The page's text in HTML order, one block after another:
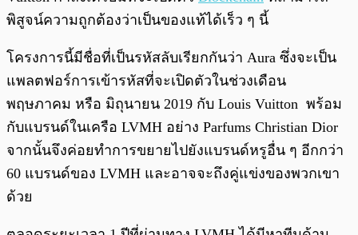
พิสูจน์ความถูกต้องว่าเป็นของแท้ได้เร็ว ๆ นี้
โครงการนี้มีชื่อที่เป็นรหัสลับเรียกกันว่า Aura ซึ่งจะเป็น
แพลตฟอร์การเข้ารหัสที่จะเปิดตัวในช่วงเดือน
พฤษภาคม หรือ มิถุนายน 2019 กับ Louis Vuitton พร้อม
กับแบรนด์ในเครือ LVMH อย่าง Parfums Christian Dior
จากนั้นจึงค่อยทำการขยายไปยังแบรนด์หรูอื่น ๆ อีกกว่า
60 แบรนด์ของ LVMH และอาจจะถึงคู่แข่งของพวกเขา
ด้วย